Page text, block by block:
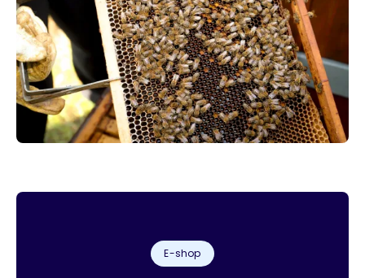
E-shop